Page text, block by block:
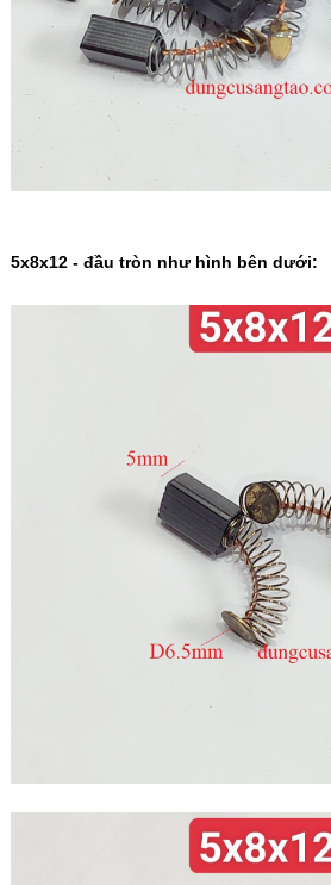
5x8x12 - đầu tròn như hình bên dưới: